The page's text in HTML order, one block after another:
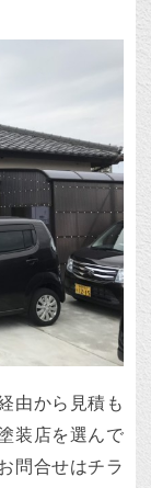
由から見積も
装店を選んで
問合せはチラ